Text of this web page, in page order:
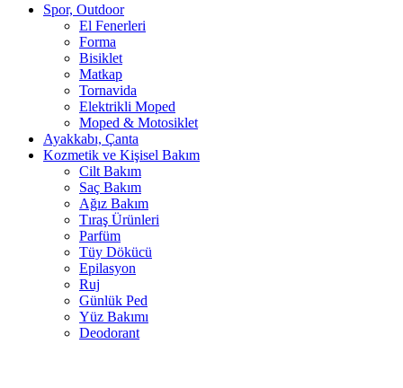
Spor, Outdoor
El Fenerleri
Forma
Bisiklet
Matkap
Tornavida
Elektrikli Moped
Moped & Motosiklet
Ayakkabı, Çanta
Kozmetik ve Kişisel Bakım
Cilt Bakım
Saç Bakım
Ağız Bakım
Tıraş Ürünleri
Parfüm
Tüy Dökücü
Epilasyon
Ruj
Günlük Ped
Yüz Bakımı
Deodorant